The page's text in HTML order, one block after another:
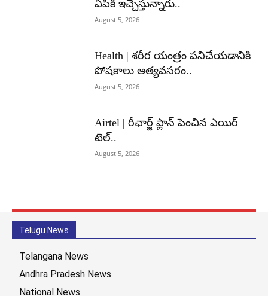
ఏపీకి ఇచ్చేస్తున్నారు..
August 5, 2026
Health | శరీర యంత్రం పనిచేయడానికి
పోషకాలు అత్యవసరం..
August 5, 2026
Airtel | రీఛార్జ్ ప్లాన్ పెంచిన ఎయిర్
టెల్..
August 5, 2026
Telugu News
Telangana News
Andhra Pradesh News
National News